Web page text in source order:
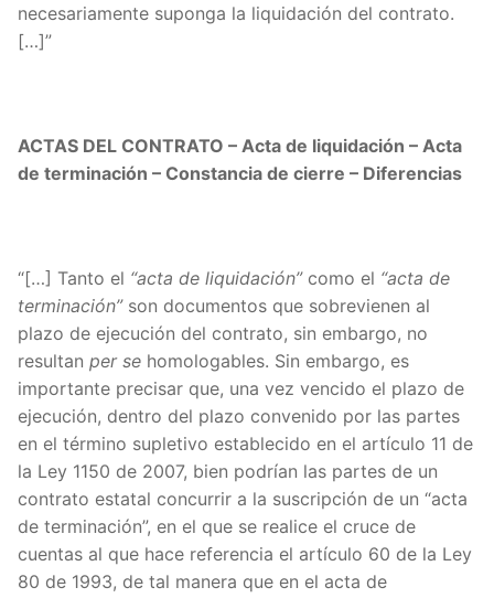
necesariamente suponga la liquidación del contrato.
[…]”
ACTAS DEL CONTRATO – Acta de liquidación – Acta
de terminación – Constancia de cierre – Diferencias
“[…] Tanto el “acta de liquidación”como el “acta de
terminación”son documentos que sobrevienen al
plazo de ejecución del contrato, sin embargo, no
resultan per se homologables. Sin embargo, es
importante precisar que, una vez vencido el plazo de
ejecución, dentro del plazo convenido por las partes
en el término supletivo establecido en el artículo 11 de
la Ley 1150 de 2007, bien podrían las partes de un
contrato estatal concurrir a la suscripción de un “acta
de terminación”, en el que se realice el cruce de
cuentas al que hace referencia el artículo 60 de la Ley
80 de 1993, de tal manera que en el acta de